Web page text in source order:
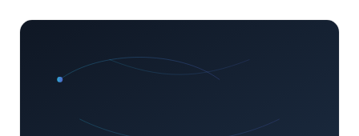
verschaffen. In diesem Artikel betrachten wir die
Projekte oft irreführend ist. Außerdem zeigen wir,